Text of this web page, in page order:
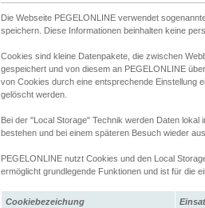
Die Webseite PEGELONLINE verwendet
speichern. Diese Informationen beinhalten keine
Cookies sind kleine Datenpakete, die zwischen
gespeichert und von diesem an PEGELONLINE
von Cookies durch eine entsprechende Einstellung
gelöscht werden.
Bei der "Local Storage" Technik werden Daten
bestehen und bei einem späteren Besuch wieder
PEGELONLINE nutzt Cookies und den Local
ermöglicht grundlegende Funktionen und ist für die
Cookiebezeichung